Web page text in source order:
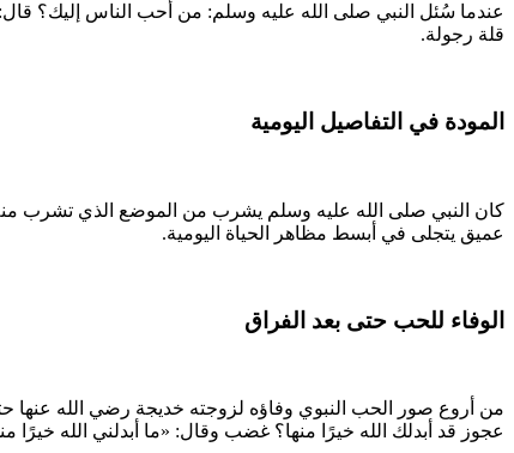
عندما سُئل النبي صلى الله عليه وسلم: من أحب الناس إليك؟
قلة رجولة.
المودة في التفاصيل اليومية
كان النبي صلى الله عليه وسلم يشرب من الموضع الذي تشرب
عميق يتجلى في أبسط مظاهر الحياة اليومية.
الوفاء للحب حتى بعد الفراق
من أروع صور الحب النبوي وفاؤه لزوجته خديجة رضي الله عنها
عجوز قد أبدلك الله خيرًا منها؟ غضب وقال: «ما أبدلني الله